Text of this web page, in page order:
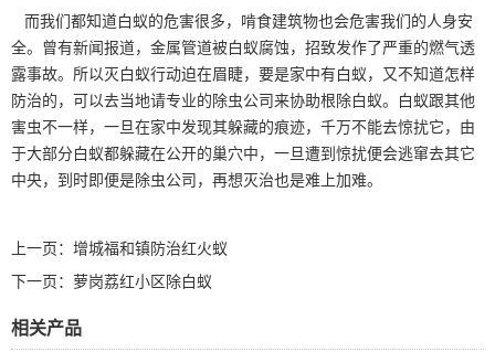
而我们都知道白蚁的危害很多，啃食建筑物也会危害我们的人身安
全。曾有新闻报道，金属管道被白蚁腐蚀，招致发作了严重的燃气透
露事故。所以灭白蚁行动迫在眉睫，要是家中有白蚁，又不知道怎样
防治的，可以去当地请专业的除虫公司来协助根除白蚁。白蚁跟其他
害虫不一样，一旦在家中发现其躲藏的痕迹，千万不能去惊扰它，由
于大部分白蚁都躲藏在公开的巢穴中，一旦遭到惊扰便会逃窜去其它
中央，到时即便是除虫公司，再想灭治也是难上加难。
上一页： 增城福和镇防治红火蚁
下一页： 萝岗荔红小区除白蚁
相关产品